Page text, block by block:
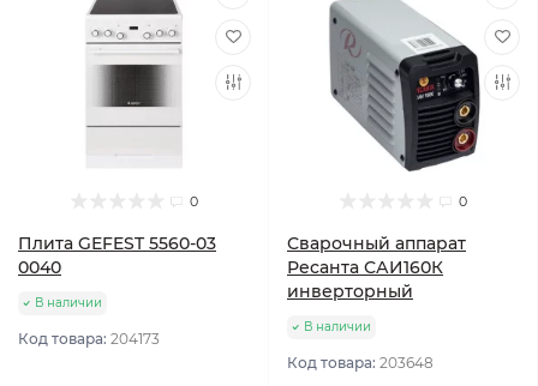
0
Плита GEFEST 5560-03
0040
В наличии
Код товара: 204173
0
Сварочный аппарат
Ресанта САИ160К
инверторный
В наличии
Код товара: 203648